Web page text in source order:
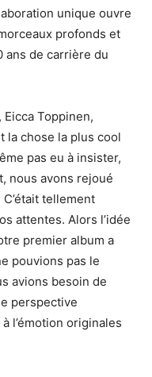
unique ouvre
profonds et
ans de carrière du
Toppinen,
la chose la plus cool
pas eu à insister,
nous avons rejoué
tellement
attentes. Alors l’idée
premier album a
pouvions pas le
avions besoin de
perspective
l’émotion originales